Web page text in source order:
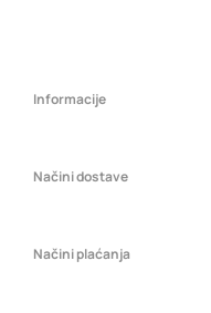
Informacije
Načini dostave
Načini plaćanja